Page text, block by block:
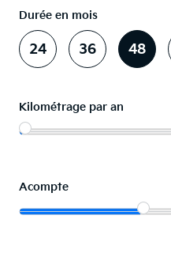
Durée en mois
24 36 48
Kilométrage par an
Acompte